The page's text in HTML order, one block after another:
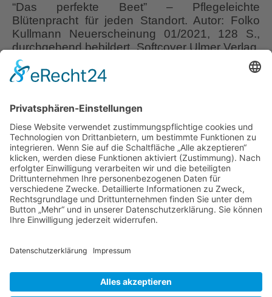
“Das perfekte Beet” – Pflegeleichte
Blütenpracht für jeden Standort. Autor: Folko
Kullmann Neuerscheinung 01/2021, 128 S.,
durchgehend bebildert, Softcover Ulmer Verlag,
ISBN 978-3-8186-1303-7 Buch-Rezension und
Buch-Verlosung “Pflanzen wachsen und
die Lichtverhältnisse erfüllt werden.” So
schreibt Folko Kullmann eingangs in seinem
neuen… “
Das
perfekte
Beet
”
Rezension
Liebe Leser! Ihr könnt euch per E-Mail
informieren lassen, wenn neue Artikel auf
Wurzerlsgarten erscheinen.Folgt dafür einfach
diesem Link und gebt dort eure E-Mailadresse
15. Januar 2021